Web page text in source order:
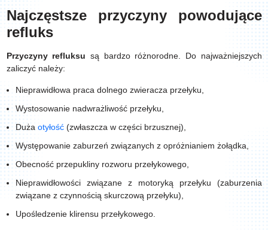
Najczęstsze przyczyny powodujące
refluks
Przyczyny refluksu są bardzo różnorodne. Do najważniejszych
zaliczyć należy:
Nieprawidłowa praca dolnego zwieracza przełyku,
Wystosowanie nadwrażliwość przełyku,
Duża otyłość(zwłaszcza w części brzusznej),
Występowanie zaburzeń związanych z opróżnianiem żołądka,
Obecność przepukliny rozworu przełykowego,
Nieprawidłowości związane z motoryką przełyku (zaburzenia
związane z czynnością skurczową przełyku),
Upośledzenie klirensu przełykowego.